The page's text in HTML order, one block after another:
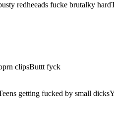
redheeads fucke brutalky
clipsButtt fyck
getting fucked by small